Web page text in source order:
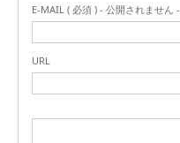
E-MAIL ( 必須 ) - 公開されません -
URL